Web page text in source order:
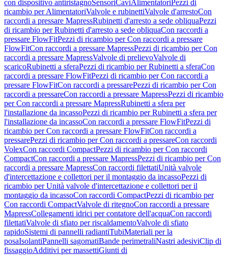
con dispositivo antiristagnoSensoriCaviAlimentatori Pezzi di
ricambio per AlimentatoriValvole e rubinettiValvole d'arrestoCon
raccordi a pressare MapressRubinetti d'arresto a sede obliquaPezzi
di ricambio per Rubinetti d'arresto a sede obliquaCon raccordi a
pressare FlowFitPezzi di ricambio per Con raccordi a pressare
FlowFitCon raccordi a pressare MapressPezzi di ricambio per Con
raccordi a pressare MapressValvole di prelievoValvole di
scaricoRubinetti a sferaPezzi di ricambio per Rubinetti a sferaCon
raccordi a pressare FlowFitPezzi di ricambio per Con raccordi a
pressare FlowFitCon raccordi a pressarePezzi di ricambio per Con
raccordi a pressareCon raccordi a pressare MapressPezzi di ricambio
per Con raccordi a pressare MapressRubinetti a sfera per
l'installazione da incassoPezzi di ricambio per Rubinetti a sfera per
l'installazione da incassoCon raccordi a pressare FlowFitPezzi di
ricambio per Con raccordi a pressare FlowFitCon raccordi a
pressarePezzi di ricambio per Con raccordi a pressareCon raccordi
VolexCon raccordi CompactPezzi di ricambio per Con raccordi
CompactCon raccordi a pressare MapressPezzi di ricambio per Con
raccordi a pressare MapressCon raccordi filettatiUnità valvole
d'intercettazione e collettori per il montaggio da incassoPezzi di
ricambio per Unità valvole d'intercettazione e collettori per il
montaggio da incassoCon raccordi CompactPezzi di ricambio per
Con raccordi CompactValvole di ritegnoCon raccordi a pressare
MapressCollegamenti idrici per contatore dell'acquaCon raccordi
filettatiValvole di sfiato per riscaldamentoValvole di sfiato
rapidoSistemi di pannelli radiantiTubiMateriali per la
posaIsolantiPannelli sagomatiBande perimetraliNastri adesiviClip di
fissaggioAdditivi per massettiGiunti di